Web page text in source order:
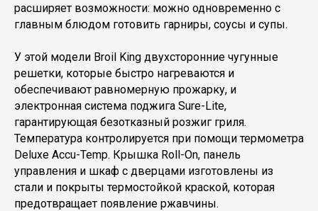
расширяет возможности: можно одновременно с
главным блюдом готовить гарниры, соусы и супы.
У этой модели Broil King двухсторонние чугунные
решетки, которые быстро нагреваются и
обеспечивают равномерную прожарку, и
электронная система поджига Sure-Lite,
гарантирующая безотказный розжиг гриля.
Температура контролируется при помощи термометра
Deluxe Accu-Temp. Крышка Roll-On, панель
управления и шкаф с дверцами изготовлены из
стали и покрыты термостойкой краской, которая
предотвращает появление ржавчины.